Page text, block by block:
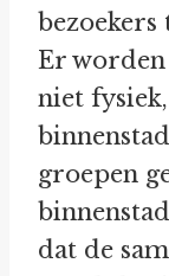
Er worden
niet
groepen
dat de